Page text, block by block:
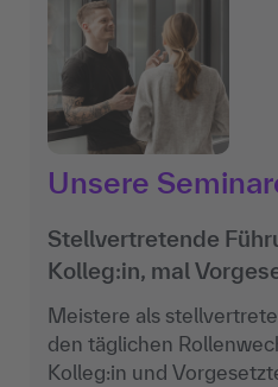
Unsere
Stellvertretende
Kolleg:in, mal
Meistere als
den täglichen
Kolleg:in und